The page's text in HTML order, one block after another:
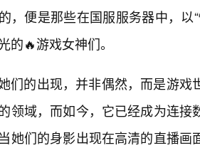
，便是那些在国服服务器中，
的🔥游戏女神们。
们的出现，并非偶然，而是游戏
领域，而如今，它已经成为连
她们的身影出现在高清的直播